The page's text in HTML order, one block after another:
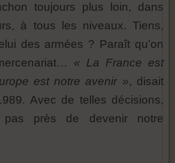
toujours plus loin, dans
à tous les niveaux. Tiens,
des armées ? Paraît qu’on
« La France est
est notre avenir », disait
Avec de telles décisions,
pas près de devenir notre